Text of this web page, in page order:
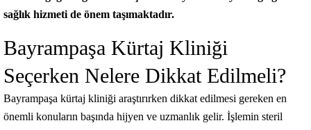
sağlık hizmeti de önem taşımaktadır.
Bayrampaşa Kürtaj Kliniği
Seçerken Nelere Dikkat Edilmeli?
Bayrampaşa kürtaj kliniği araştırırken dikkat edilmesi gereken en
önemli konuların başında hijyen ve uzmanlık gelir. İşlemin steril